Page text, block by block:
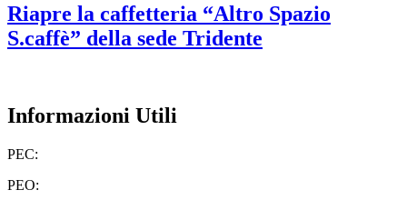
Riapre la caffetteria “Altro Spazio
S.caffè” della sede Tridente
Informazioni Utili
PEC:
PEO: